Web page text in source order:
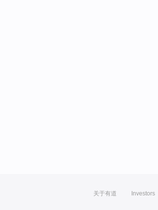
关于有道 Investors